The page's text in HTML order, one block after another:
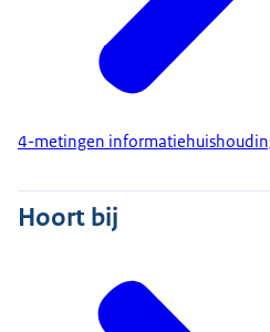
4-metingen
Hoort bij